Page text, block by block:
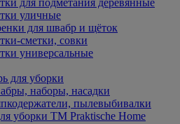
для подметания деревянные
уличные
для швабр и щёток
сметки, совки
универсальные
для уборки
наборы, насадки
пылевыбивалки
уборки ТМ Praktische Home